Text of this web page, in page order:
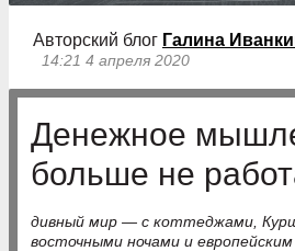
Авторский блог Галина
14:21 4 апреля 2020
Денежное
больше не
дивный мир — с коттеджами,
восточными ночами и